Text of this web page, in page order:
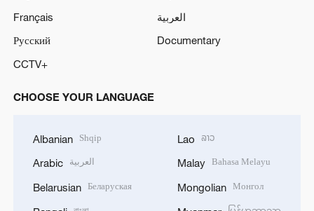
Français
العربية
Русский
Documentary
CCTV+
CHOOSE YOUR LANGUAGE
Albanian Shqip
Arabic العربية
Belarusian Беларуская
Lao ລາວ
Malay Bahasa Melayu
Mongolian Монгол